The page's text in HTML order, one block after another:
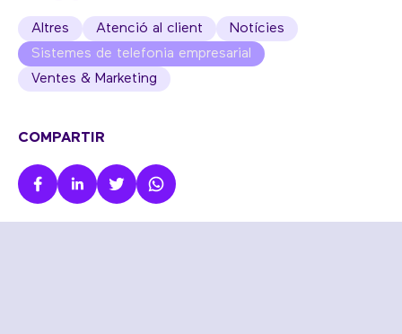
Altres Atenció al client
Notícies
Sistemes de telefonia empresarial
Ventes & Marketing
COMPARTIR